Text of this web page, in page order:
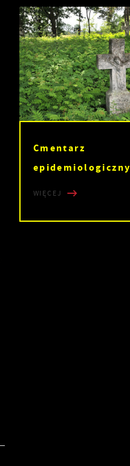
Cmentarz
epidemiologiczny
WIĘCEJ